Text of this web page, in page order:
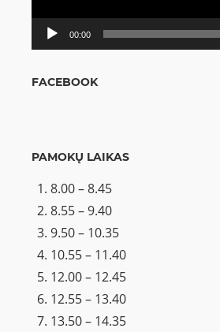
00:00
FACEBOOK
PAMOKŲ LAIKAS
8.00 – 8.45
8.55 – 9.40
9.50 – 10.35
10.55 – 11.40
12.00 – 12.45
12.55 – 13.40
13.50 – 14.35